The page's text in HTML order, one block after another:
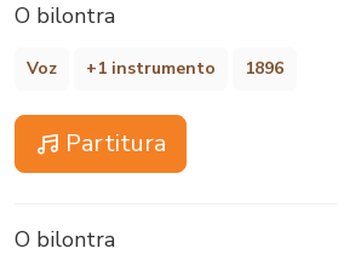
O bilontra
Voz +1 instrumento 1896
Partitura
O bilontra